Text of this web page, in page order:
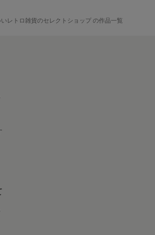
いレトロ雑貨のセレクトショップ の作品一覧